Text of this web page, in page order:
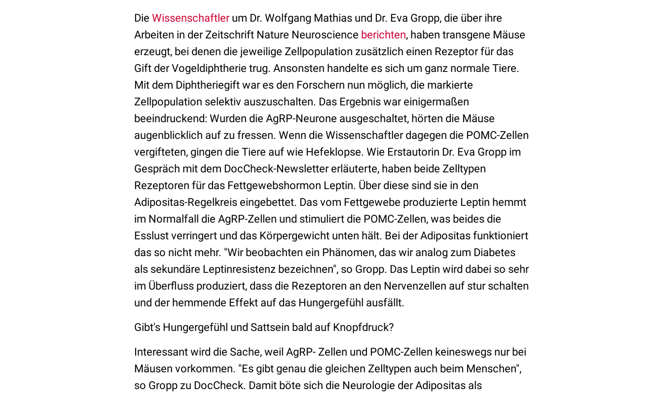
Die Wissenschaftlerum Dr. Wolfgang Mathias und Dr. Eva Gropp, die über ihre
Arbeiten in der Zeitschrift Nature Neuroscience berichten, haben transgene Mäuse
erzeugt, bei denen die jeweilige Zellpopulation zusätzlich einen Rezeptor für das
Gift der Vogeldiphtherie trug. Ansonsten handelte es sich um ganz normale Tiere.
Mit dem Diphtheriegift war es den Forschern nun möglich, die markierte
Zellpopulation selektiv auszuschalten. Das Ergebnis war einigermaßen
beeindruckend: Wurden die AgRP-Neurone ausgeschaltet, hörten die Mäuse
augenblicklich auf zu fressen. Wenn die Wissenschaftler dagegen die POMC-Zellen
vergifteten, gingen die Tiere auf wie Hefeklopse. Wie Erstautorin Dr. Eva Gropp im
Gespräch mit dem DocCheck-Newsletter erläuterte, haben beide Zelltypen
Rezeptoren für das Fettgewebshormon Leptin. Über diese sind sie in den
Adipositas-Regelkreis eingebettet. Das vom Fettgewebe produzierte Leptin hemmt
im Normalfall die AgRP-Zellen und stimuliert die POMC-Zellen, was beides die
Esslust verringert und das Körpergewicht unten hält. Bei der Adipositas funktioniert
das so nicht mehr. "Wir beobachten ein Phänomen, das wir analog zum Diabetes
als sekundäre Leptinresistenz bezeichnen", so Gropp. Das Leptin wird dabei so sehr
im Überfluss produziert, dass die Rezeptoren an den Nervenzellen auf stur schalten
und der hemmende Effekt auf das Hungergefühl ausfällt.
Gibt's Hungergefühl und Sattsein bald auf Knopfdruck?
Interessant wird die Sache, weil AgRP- Zellen und POMC-Zellen keineswegs nur bei
Mäusen vorkommen. "Es gibt genau die gleichen Zelltypen auch beim Menschen",
so Gropp zu DocCheck. Damit böte sich die Neurologie der Adipositas als